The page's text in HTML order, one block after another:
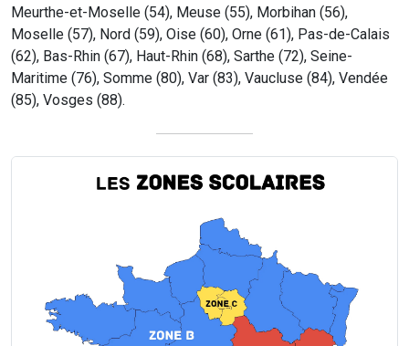
Meurthe-et-Moselle (54), Meuse (55), Morbihan (56),
Moselle (57), Nord (59), Oise (60), Orne (61), Pas-de-Calais
(62), Bas-Rhin (67), Haut-Rhin (68), Sarthe (72), Seine-
Maritime (76), Somme (80), Var (83), Vaucluse (84), Vendée
(85), Vosges (88).